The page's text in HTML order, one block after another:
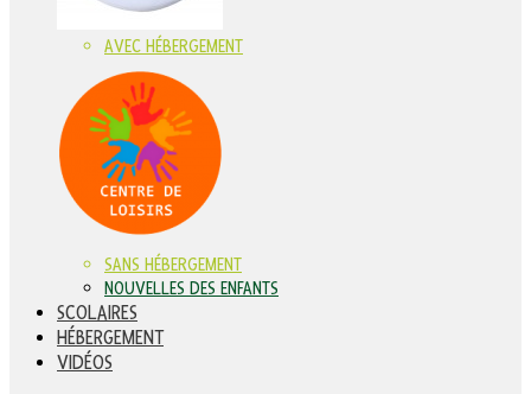
AVEC HÉBERGEMENT
SANS HÉBERGEMENT
NOUVELLES DES ENFANTS
SCOLAIRES
HÉBERGEMENT
VIDÉOS